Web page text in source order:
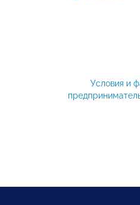
Условия и